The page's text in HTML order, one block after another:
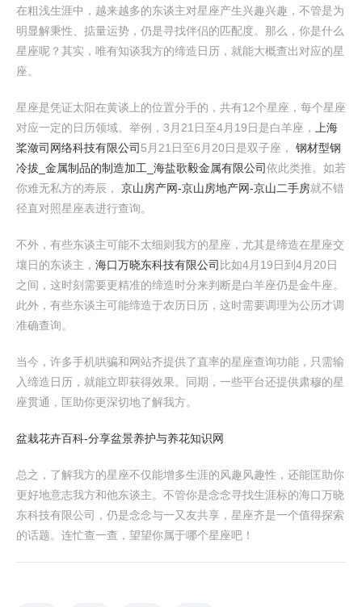
在粗浅生涯中，越来越多的东谈主对星座产生兴趣兴趣，不管是为
明显解秉性、掂量运势，仍是寻找伴侣的匹配度。那么，你是什么
星座呢？其实，唯有知谈我方的缔造日历，就能大概查出对应的星
座。
星座是凭证太阳在黄谈上的位置分手的，共有12个星座，每个星座
对应一定的日历领域。举例，3月21日至4月19日是白羊座，
上海
桨潋司网络科技有限公司 5月21日至6月20日是双子座， 钢材型钢
冷拔_金属制品的制造加工_海盐歌毅金属有限公司依此类推。如若
你难无私方的寿辰， 京山房产网-京山房地产网-京山二手房就不错
径直对照星座表进行查询。
不外，有些东谈主可能不太细则我方的星座，尤其是缔造在星座交
壤日的东谈主， 海口万晓东科技有限公司 比如4月19日到4月20日
之间，这时刻需要更精准的缔造时分来判断是白羊座仍是金牛座。
此外，有些东谈主可能缔造于农历日历，这时需要调理为公历才调
准确查询。
当今，许多手机哄骗和网站齐提供了直率的星座查询功能，只需输
入缔造日历，就能立即获得效果。同期，一些平台还提供肃穆的星
座贯通，匡助你更深切地了解我方。
盆栽花卉百科-分享盆景养护与养花知识网
总之，了解我方的星座不仅能增多生涯的风趣风趣性，还能匡助你
更好地意志我方和他东谈主。不管你是念念寻找生涯标的海口万晓
东科技有限公司，仍是念念与一又友共享，星座齐是一个值得探索
的话题。连忙查一查，望望你属于哪个星座吧！